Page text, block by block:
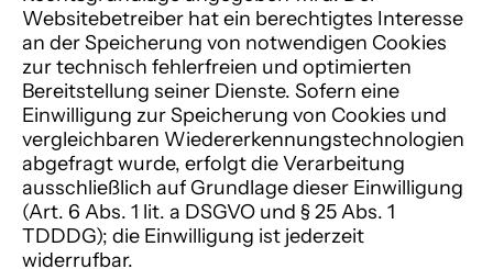
Websitebetreiber hat ein berechtigtes Interesse
an der Speicherung von notwendigen Cookies
zur technisch fehlerfreien und optimierten
Bereitstellung seiner Dienste. Sofern eine
Einwilligung zur Speicherung von Cookies und
vergleichbaren Wiedererkennungstechnologien
abgefragt wurde, erfolgt die Verarbeitung
ausschließlich auf Grundlage dieser Einwilligung
(Art. 6 Abs. 1 lit. a DSGVO und § 25 Abs. 1
TDDDG); die Einwilligung ist jederzeit
widerrufbar.